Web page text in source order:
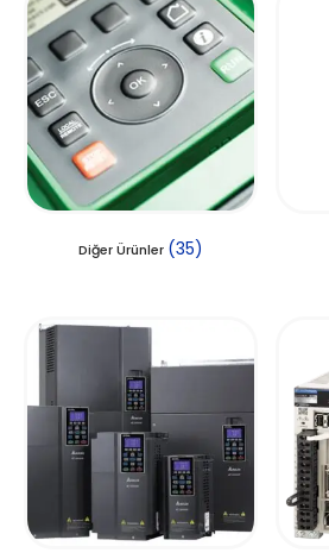
Diğer Ürünler (35)